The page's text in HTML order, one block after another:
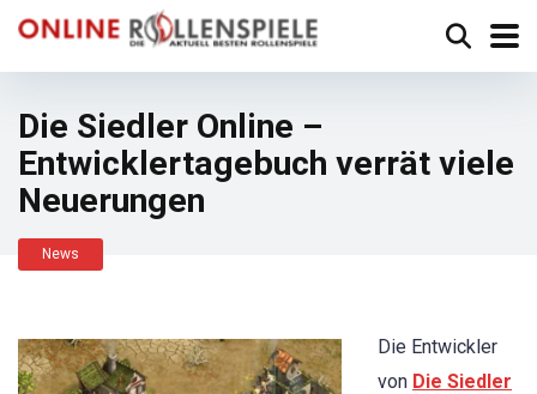
Die Siedler Online –
Entwicklertagebuch verrät viele
Neuerungen
News
Die Entwickler
von Die Siedler